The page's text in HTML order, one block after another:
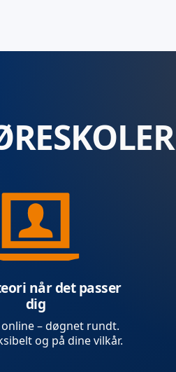
når det passer
dig
– døgnet rundt.
og på dine vilkår.